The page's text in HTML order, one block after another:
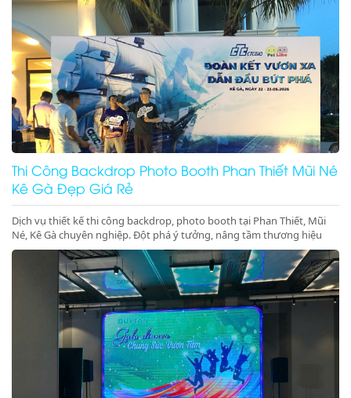
Thi Công Backdrop Photo Booth Phan Thiết Mũi Né
Kê Gà Đẹp Giá Rẻ
Dịch vụ thiết kế thi công backdrop, photo booth tại Phan Thiết, Mũi
Né, Kê Gà chuyên nghiệp. Đột phá ý tưởng, nâng tầm thương hiệu
cho sự kiện của bạn. Gọi ngay!